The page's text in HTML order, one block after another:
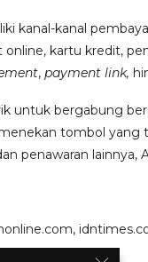
kanal-kanal
online, kartu kredit,
, payment link,
untuk bergabung
tombol yang
penawaran